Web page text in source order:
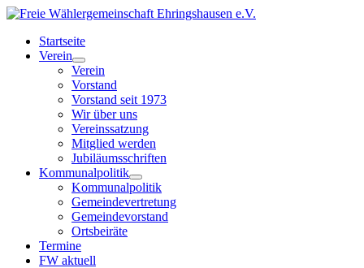
Startseite
Verein
Verein
Vorstand
Vorstand seit 1973
Wir über uns
Vereinssatzung
Mitglied werden
Jubiläumsschriften
Kommunalpolitik
Kommunalpolitik
Gemeindevertretung
Gemeindevorstand
Ortsbeiräte
Termine
FW aktuell